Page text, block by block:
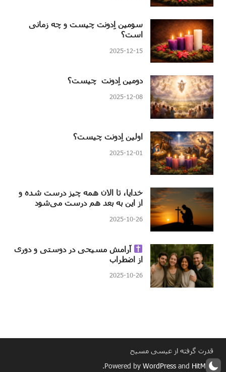
سومین اِدونت چیست و چه زمانی
است؟
2025-12-15
دومین اِدونت چیست؟
2025-12-08
اولین اِدونت چیست؟
2025-12-01
خدایا، تا الان همه چیز درست شده و
از این به بعد هم درست می‌شود
2025-10-26
آرامش مسیحی در دوستی و دوری
از اضطراب
2025-10-26
قدرت گرفته از عیسی مسیح
Powered by WordPress and HitMag
.